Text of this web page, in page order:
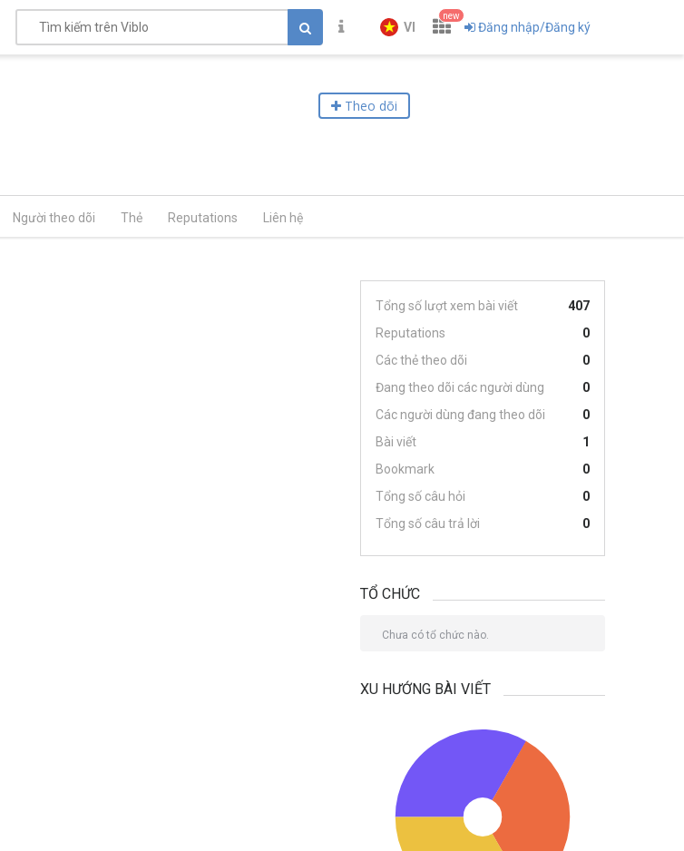
VI
new
Đăng nhập/Đăng ký
Theo dõi
Người theo dõi Thẻ Reputations Liên hệ
Tổng số lượt xem bài viết
407
Reputations
0
Các thẻ theo dõi
0
Đang theo dõi các người dùng
0
Các người dùng đang theo dõi
0
Bài viết
1
Bookmark
0
Tổng số câu hỏi
0
Tổng số câu trả lời
0
TỔ CHỨC
Chưa có tổ chức nào.
XU HƯỚNG BÀI VIẾT